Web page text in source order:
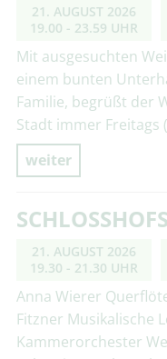
21. AUGUST 2026
19.00 - 23.59 UHR
Mit ausgesuchten
einem bunten
Familie, begrüßt der
Stadt immer Freitags
weiter
21. AUGUST 2026
19.30 - 21.30 UHR
Anna Wierer
Fitzner Musikalische
Kammerorchester